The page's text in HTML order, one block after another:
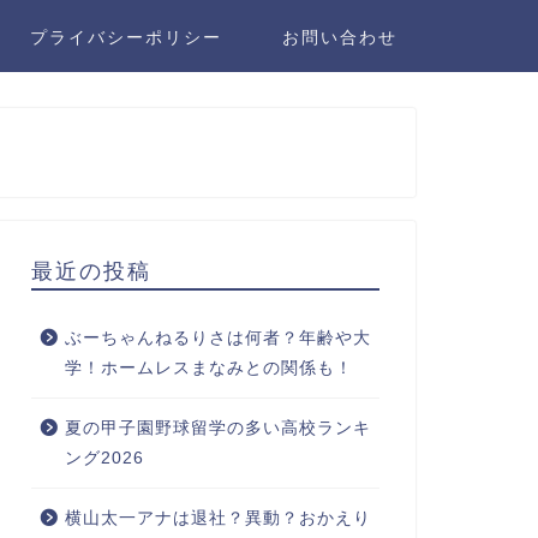
プライバシーポリシー お問い合わせ
最近の投稿
ぶーちゃんねるりさは何者？年齢や大
学！ホームレスまなみとの関係も！
夏の甲子園野球留学の多い高校ランキ
ング2026
横山太一アナは退社？異動？おかえり